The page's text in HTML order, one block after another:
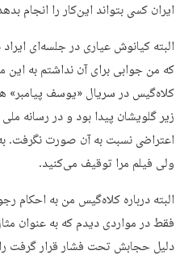
ایران کسی بتواند این‌کار را انجام
البته کیانوش عیاری در جلسه‌ای
که من جوابی برای آن نداشتم به
کلاه‌گیس در سریال «یوسف پیامبر»
زیر گلویشان پیدا بود و در رسانه
اعتراضی نسبت به آن صورت نگرفت.
ولی فیلم مرا توقیف می‌کنید.
البته درباره کلاه‌گیس من به احکام
فقط در مواردی دیدم که به عنوان
دلیل حجابش تحت فشار قرار گرفت